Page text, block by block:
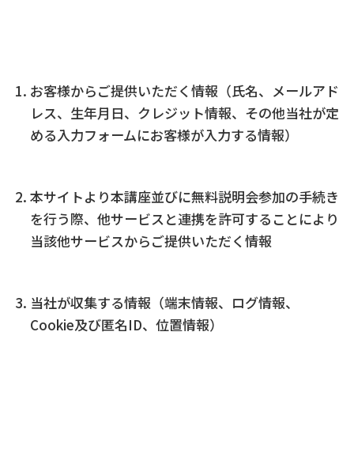
お客様からご提供いただく情報（氏名、メールアド
レス、生年月日、クレジット情報、その他当社が定
める入力フォームにお客様が入力する情報）
本サイトより本講座並びに無料説明会参加の手続き
を行う際、他サービスと連携を許可することにより
当該他サービスからご提供いただく情報
当社が収集する情報（端末情報、ログ情報、
Cookie及び匿名ID、位置情報）